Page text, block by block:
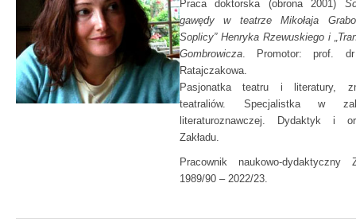
Praca doktorska (obrona 2001)
gawędy w teatrze Mikołaja
Soplicy” Henryka Rzewuskiego i
Gombrowicza. Promotor: prof. dr
Ratajczakowa.
Pasjonatka teatru i literatury,
teatraliów. Specjalistka w
literaturoznawczej. Dydaktyk i
Zakładu.
Pracownik naukowo-dydaktyczny
1989/90 – 2022/23.